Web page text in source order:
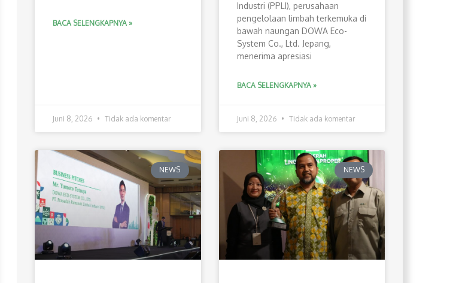
BACA SELENGKAPNYA »
Juni 8, 2026 Tidak ada komentar
Industri (PPLI), perusahaan
pengelolaan limbah terkemuka di
bawah naungan DOWA Eco-
System Co., Ltd. Jepang,
menerima apresiasi
BACA SELENGKAPNYA »
Juni 8, 2026 Tidak ada komentar
NEWS NEWS